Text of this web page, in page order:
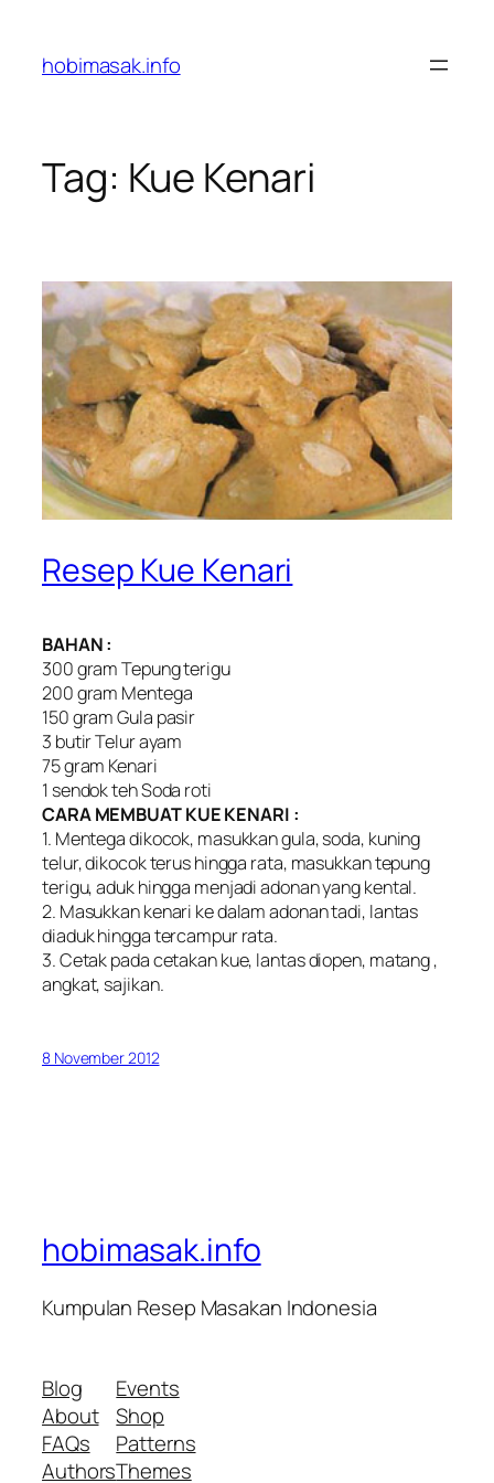
content
hobimasak.info
Tag: Kue Kenari
Resep Kue Kenari
BAHAN :
300 gram Tepung terigu
200 gram Mentega
150 gram Gula pasir
3 butir Telur ayam
75 gram Kenari
1 sendok teh Soda roti
CARA MEMBUAT KUE KENARI :
1. Mentega dikocok, masukkan gula, soda, kuning
telur, dikocok terus hingga rata, masukkan tepung
terigu, aduk hingga menjadi adonan yang kental.
2. Masukkan kenari ke dalam adonan tadi, lantas
diaduk hingga tercampur rata.
3. Cetak pada cetakan kue, lantas diopen, matang ,
angkat, sajikan.
8 November 2012
hobimasak.info
Kumpulan Resep Masakan Indonesia
Blog
About
FAQs
Authors
Events
Shop
Patterns
Themes